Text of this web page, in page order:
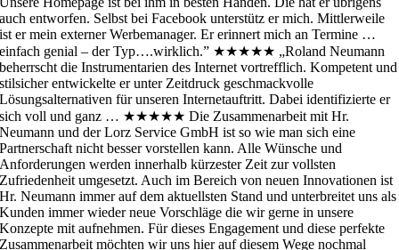
auch entworfen. Selbst bei Facebook unterstütz er mich. Mittlerweile
ist er mein externer Werbemanager. Er erinnert mich an Termine …
einfach genial – der Typ….wirklich.” ★★★★★ „Roland Neumann
beherrscht die Instrumentarien des Internet vortrefflich. Kompetent und
stilsicher entwickelte er unter Zeitdruck geschmackvolle
Lösungsalternativen für unseren Internetauftritt. Dabei identifizierte er
sich voll und ganz … ★★★★★ Die Zusammenarbeit mit Hr.
Neumann und der Lorz Service GmbH ist so wie man sich eine
Partnerschaft nicht besser vorstellen kann. Alle Wünsche und
Anforderungen werden innerhalb kürzester Zeit zur vollsten
Zufriedenheit umgesetzt. Auch im Bereich von neuen Innovationen ist
Hr. Neumann immer auf dem aktuellsten Stand und unterbreitet uns als
Kunden immer wieder neue Vorschläge die wir gerne in unsere
Konzepte mit aufnehmen. Für dieses Engagement und diese perfekte
Zusammenarbeit möchten wir uns hier auf diesem Wege nochmal